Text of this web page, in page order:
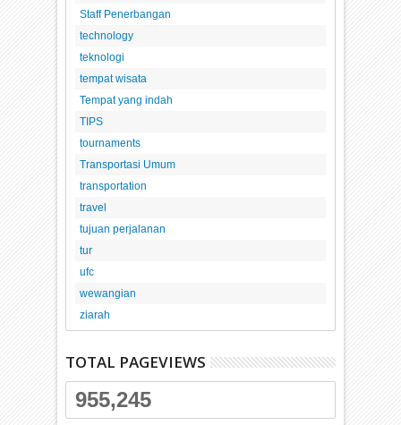
Staff Penerbangan
technology
teknologi
tempat wisata
Tempat yang indah
TIPS
tournaments
Transportasi Umum
transportation
travel
tujuan perjalanan
tur
ufc
wewangian
ziarah
TOTAL PAGEVIEWS
955,245